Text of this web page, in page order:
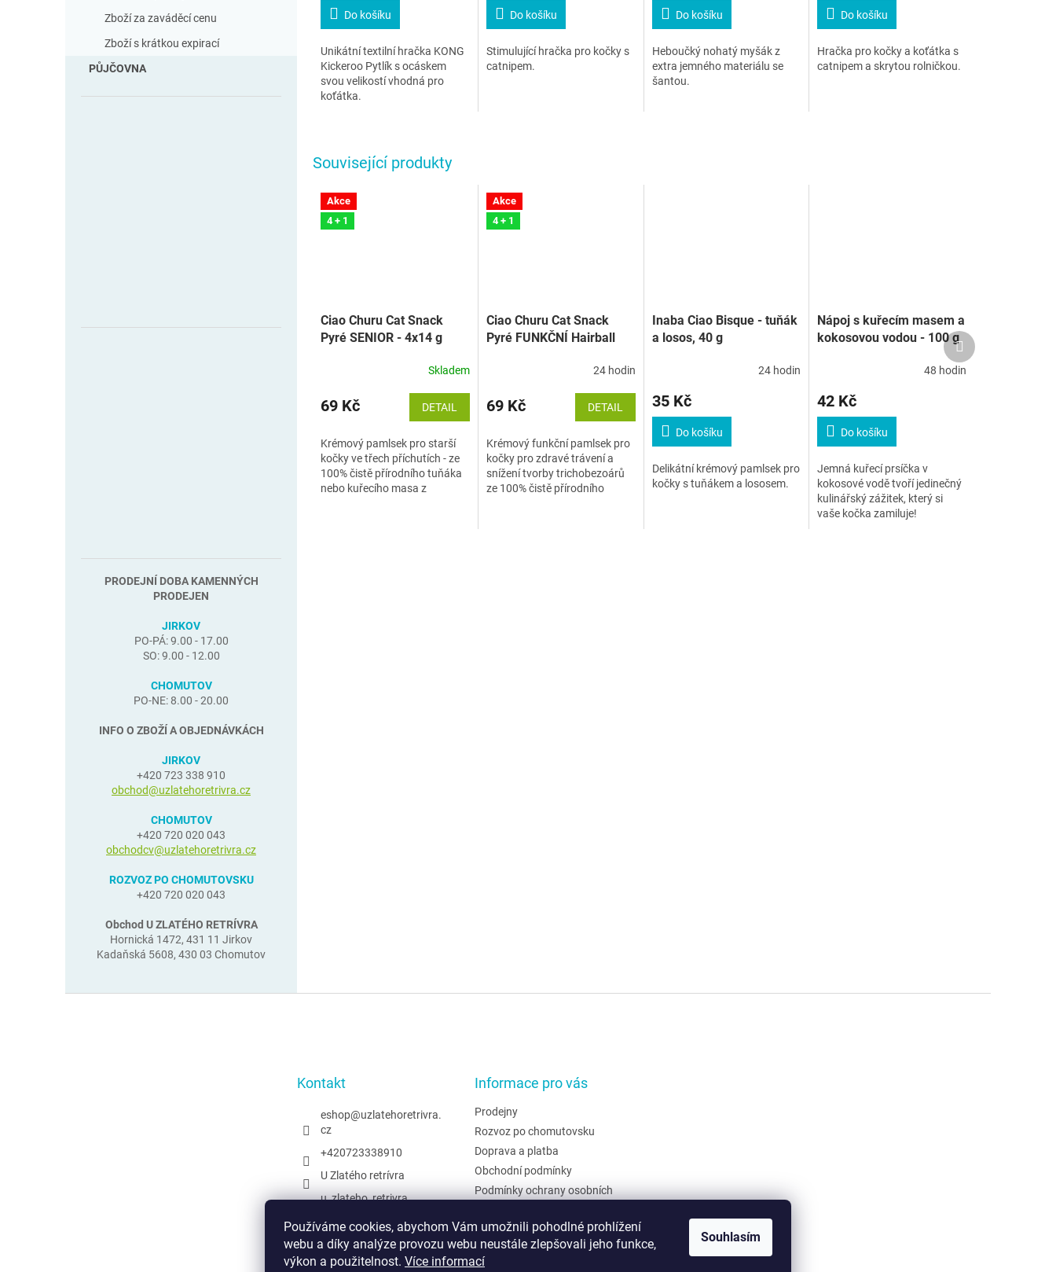
Používáme cookies, abychom Vám umožnili pohodlné prohlížení
webu a díky analýze provozu webu neustále zlepšovali jeho funkce,
výkon a použitelnost. Více informací
Souhlasím
Zboží za zaváděcí cenu
Zboží s krátkou expirací
PŮJČOVNA
PRODEJNÍ DOBA KAMENNÝCH
PRODEJEN
JIRKOV
PO-PÁ: 9.00 - 17.00
SO: 9.00 - 12.00
CHOMUTOV
PO-NE: 8.00 - 20.00
INFO O ZBOŽÍ A OBJEDNÁVKÁCH
JIRKOV
+420 723 338 910
obchod@uzlatehoretrivra.cz
CHOMUTOV
+420 720 020 043
obchodcv@uzlatehoretrivra.cz
ROZVOZ PO CHOMUTOVSKU
+420 720 020 043
Obchod U ZLATÉHO RETRÍVRA
Hornická 1472, 431 11 Jirkov
Kadaňská 5608, 430 03 Chomutov
Související produkty
Akce
4 + 1
Ciao Churu Cat Snack
Pyré SENIOR - 4x14 g
Skladem
69 Kč DETAIL
Krémový pamlsek pro starší
kočky ve třech příchutích - ze
100% čistě přírodního tuňáka
nebo kuřecího masa z
Akce
4 + 1
Ciao Churu Cat Snack
Pyré FUNKČNÍ Hairball
24 hodin
69 Kč DETAIL
Krémový funkční pamlsek pro
kočky pro zdravé trávení a
snížení tvorby trichobezoárů
ze 100% čistě přírodního
Inaba Ciao Bisque - tuňák
a losos, 40 g
24 hodin
35 Kč
Do košíku
Delikátní krémový pamlsek pro
kočky s tuňákem a lososem.
Nápoj s kuřecím masem a
kokosovou vodou - 100 g
48 hodin
42 Kč
Do košíku
Jemná kuřecí prsíčka v
kokosové vodě tvoří jedinečný
kulinářský zážitek, který si
vaše kočka zamiluje!
Další
produkt
Do košíku
Unikátní textilní hračka KONG
Kickeroo Pytlík s ocáskem
svou velikostí vhodná pro
koťátka.
Do košíku
Stimulující hračka pro kočky s
catnipem.
Do košíku
Heboučký nohatý myšák z
extra jemného materiálu se
šantou.
Do košíku
Hračka pro kočky a koťátka s
catnipem a skrytou rolničkou.
Kontakt
eshop@uzlatehoretrivra.
cz
+420723338910
U Zlatého retrívra
u_zlateho_retrivra
@uzlatehoretrivra
Informace pro vás
Prodejny
Rozvoz po chomutovsku
Doprava a platba
Obchodní podmínky
Podmínky ochrany osobních
Hodnocení obchodu
Moje objednávka